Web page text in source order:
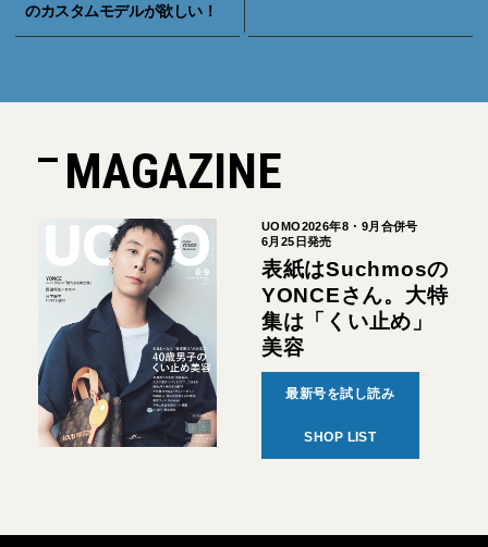
のカスタムモデルが欲しい！
MAGAZINE
UOMO2026年8・9月合併号
6月25日発売
表紙はSuchmosの
YONCEさん。大特
集は「くい止め」
美容
最新号を試し読み
SHOP LIST